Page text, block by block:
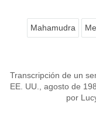
Mahamudra
Transcripción de un
EE. UU., agosto de
por